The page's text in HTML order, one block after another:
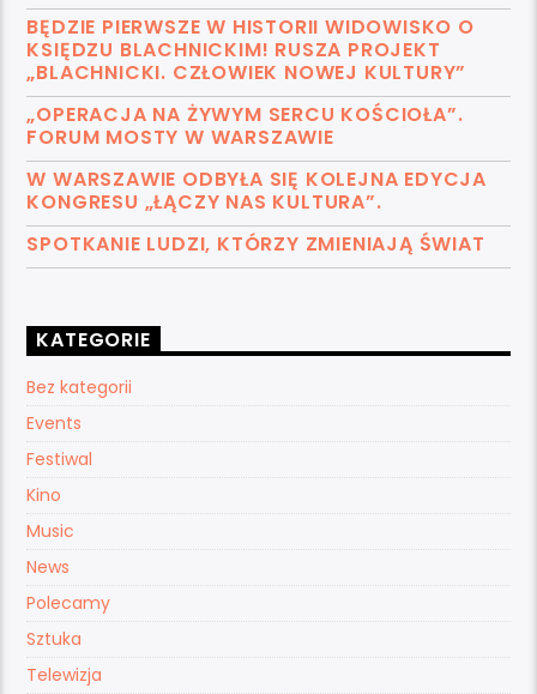
BĘDZIE PIERWSZE W HISTORII WIDOWISKO O
KSIĘDZU BLACHNICKIM! RUSZA PROJEKT
„BLACHNICKI. CZŁOWIEK NOWEJ KULTURY”
„OPERACJA NA ŻYWYM SERCU KOŚCIOŁA”.
FORUM MOSTY W WARSZAWIE
W WARSZAWIE ODBYŁA SIĘ KOLEJNA EDYCJA
KONGRESU „ŁĄCZY NAS KULTURA”.
SPOTKANIE LUDZI, KTÓRZY ZMIENIAJĄ ŚWIAT
KATEGORIE
Bez kategorii
Events
Festiwal
Kino
Music
News
Polecamy
Sztuka
Telewizja